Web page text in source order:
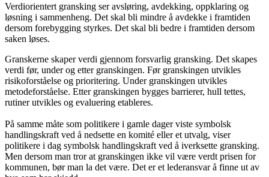
Verdiorientert gransking ser avsløring, avdekking, oppklaring og
løsning i sammenheng. Det skal bli mindre å avdekke i framtiden
dersom forebygging styrkes. Det skal bli bedre i framtiden dersom
saken løses.
Granskerne skaper verdi gjennom forsvarlig gransking. Det skapes
verdi før, under og etter granskingen. Før granskingen utvikles
risikoforståelse og prioritering. Under granskingen utvikles
metodeforståelse. Etter granskingen bygges barrierer, hull tettes,
rutiner utvikles og evaluering etableres.
På samme måte som politikere i gamle dager viste symbolsk
handlingskraft ved å nedsette en komité eller et utvalg, viser
politikere i dag symbolsk handlingskraft ved å iverksette gransking.
Men dersom man tror at granskingen ikke vil være verdt prisen for
kommunen, bør man la det være. Det er et lederansvar å finne ut av